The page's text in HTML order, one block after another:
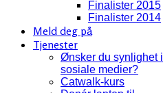
Finalister 2015
Finalister 2014
Meld deg på
Tjenester
Ønsker du synlighet i
sosiale medier?
Catwalk-kurs